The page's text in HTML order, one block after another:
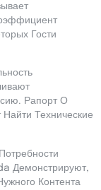
Гости
Рапорт О
Технические
Демонстрируют,
Контента